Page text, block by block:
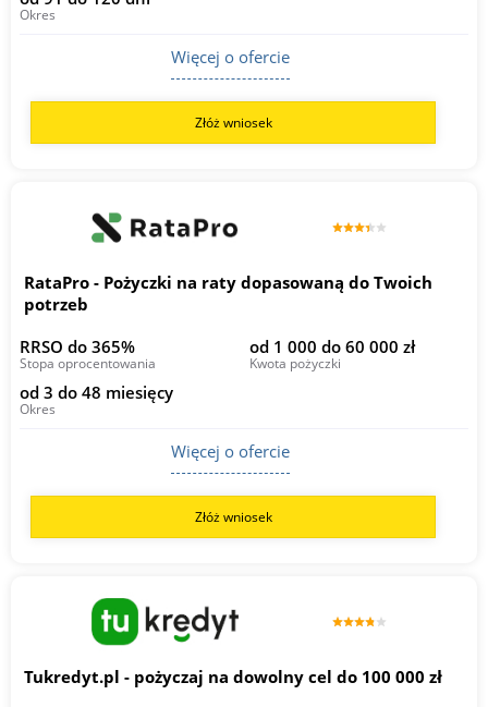
Okres
Więcej o ofercie
Złóż wniosek
RataPro - Pożyczki na raty dopasowaną do Twoich
potrzeb
RRSO do 365%
Stopa oprocentowania
od 1 000 do 60 000 zł
Kwota pożyczki
od 3 do 48 miesięcy
Okres
Więcej o ofercie
Złóż wniosek
Tukredyt.pl - pożyczaj na dowolny cel do 100 000 zł